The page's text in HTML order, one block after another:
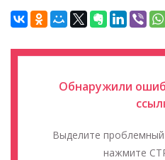
Обнаружили
Выделите
нажмите